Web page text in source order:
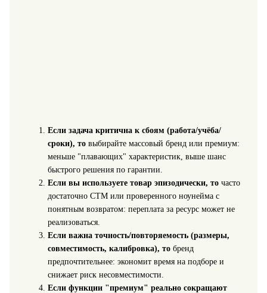
Если задача критична к сбоям (работа/учёба/
сроки), товыбирайте массовый бренд или премиум:
меньше "плавающих" характеристик, выше шанс
быстрого решения по гарантии.
Если вы используете товар эпизодически, точасто
достаточно СТМ или проверенного ноунейма с
понятным возвратом: переплата за ресурс может не
реализоваться.
Если важна точность/повторяемость (размеры,
совместимость, калибровка), тобренд
предпочтительнее: экономит время на подборе и
снижает риск несовместимости.
Если функции "премиум" реально сокращают